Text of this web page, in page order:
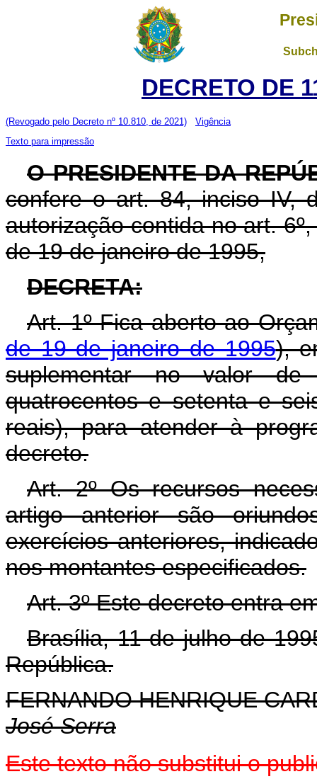
DECRETO DE
(Revogado pelo Decreto nº 10.810, de 2021)
Vigência
Texto para impressão
O PRESIDENTE DA
confere o art. 84, inciso IV,
autorização contida no art.
de 19 de janeiro de 1995,
DECRETA:
Art. 1º Fica aberto ao
de 19 de janeiro de 1995),
suplementar no valor de
quatrocentos e setenta e
reais), para atender à
decreto.
Art. 2º Os recursos
artigo anterior são
exercícios anteriores,
nos montantes especificados.
Art. 3º Este decreto entra
Brasília, 11 de julho de
República.
FERNANDO HENRIQUE
José Serra
Este texto não substitui o